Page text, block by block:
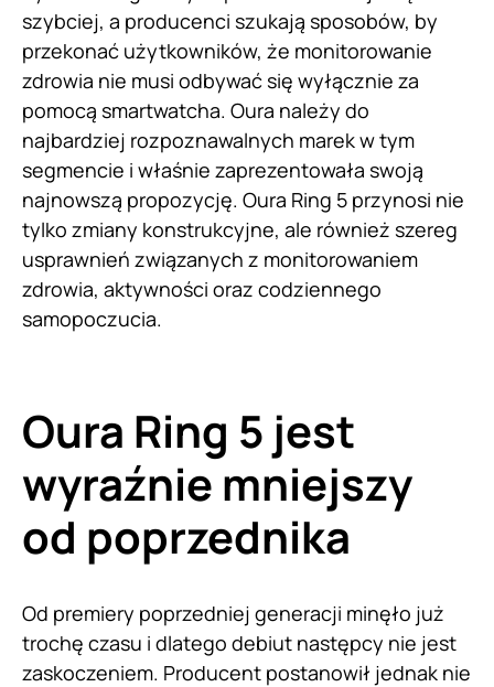
szybciej, a producenci szukają sposobów, by
przekonać użytkowników, że monitorowanie
zdrowia nie musi odbywać się wyłącznie za
pomocą smartwatcha. Oura należy do
najbardziej rozpoznawalnych marek w tym
segmencie i właśnie zaprezentowała swoją
najnowszą propozycję. Oura Ring 5 przynosi nie
tylko zmiany konstrukcyjne, ale również szereg
usprawnień związanych z monitorowaniem
zdrowia, aktywności oraz codziennego
samopoczucia.
Oura Ring 5 jest
wyraźnie mniejszy
od poprzednika
Od premiery poprzedniej generacji minęło już
trochę czasu i dlatego debiut następcy nie jest
zaskoczeniem. Producent postanowił jednak nie